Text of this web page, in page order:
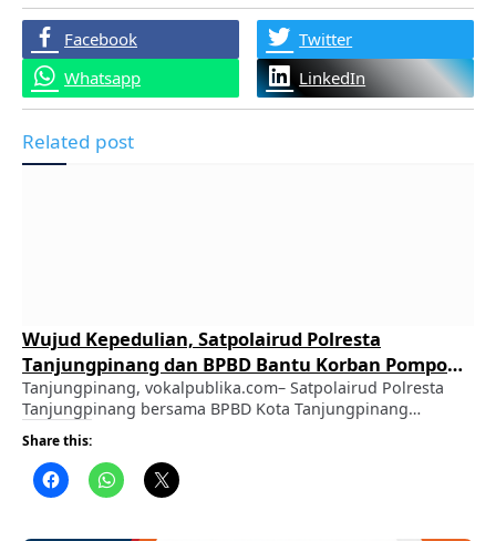
Facebook
Twitter
Whatsapp
LinkedIn
Related post
Wujud Kepedulian, Satpolairud Polresta
Tanjungpinang dan BPBD Bantu Korban Pompong
Terbalik
Tanjungpinang, vokalpublika.com– Satpolairud Polresta
Tanjungpinang bersama BPBD Kota Tanjungpinang
menyalurkan bantuan sosial kepada korban kecelakaan
laut akibat terbaliknya pompong yang membawa tujuh
orang penumpang, Jumat (7/8/2026). ADVERTISEMENT
Kegiatan tersebut dilaksanakan di Desa Sei Ladi, Kelurahan
Tanjungpinang sebagai bentuk kepedulian dan respons
Share this: